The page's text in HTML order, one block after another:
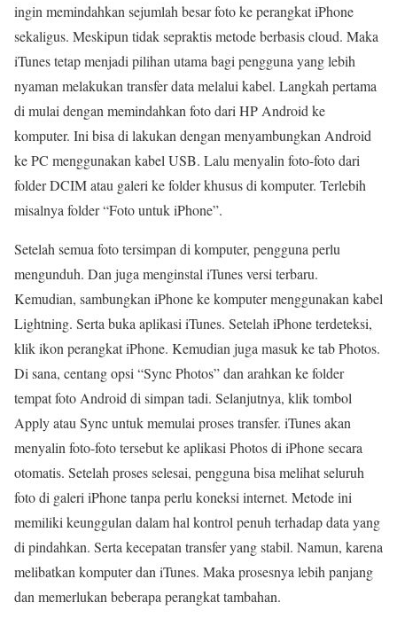
ingin memindahkan sejumlah besar foto ke perangkat iPhone
sekaligus. Meskipun tidak sepraktis metode berbasis cloud. Maka
iTunes tetap menjadi pilihan utama bagi pengguna yang lebih
nyaman melakukan transfer data melalui kabel. Langkah pertama
di mulai dengan memindahkan foto dari HP Android ke
komputer. Ini bisa di lakukan dengan menyambungkan Android
ke PC menggunakan kabel USB. Lalu menyalin foto-foto dari
folder DCIM atau galeri ke folder khusus di komputer. Terlebih
misalnya folder “Foto untuk iPhone”.
Setelah semua foto tersimpan di komputer, pengguna perlu
mengunduh. Dan juga menginstal iTunes versi terbaru.
Kemudian, sambungkan iPhone ke komputer menggunakan kabel
Lightning. Serta buka aplikasi iTunes. Setelah iPhone terdeteksi,
klik ikon perangkat iPhone. Kemudian juga masuk ke tab Photos.
Di sana, centang opsi “Sync Photos” dan arahkan ke folder
tempat foto Android di simpan tadi. Selanjutnya, klik tombol
Apply atau Sync untuk memulai proses transfer. iTunes akan
menyalin foto-foto tersebut ke aplikasi Photos di iPhone secara
otomatis. Setelah proses selesai, pengguna bisa melihat seluruh
foto di galeri iPhone tanpa perlu koneksi internet. Metode ini
memiliki keunggulan dalam hal kontrol penuh terhadap data yang
di pindahkan. Serta kecepatan transfer yang stabil. Namun, karena
melibatkan komputer dan iTunes. Maka prosesnya lebih panjang
dan memerlukan beberapa perangkat tambahan.